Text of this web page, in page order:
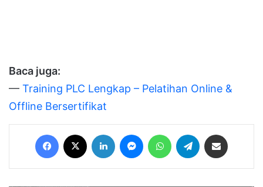
Baca juga:
— Training PLC Lengkap – Pelatihan Online &
Offline Bersertifikat
Facebook LinkedIn MessengerWhatsAppTelegram